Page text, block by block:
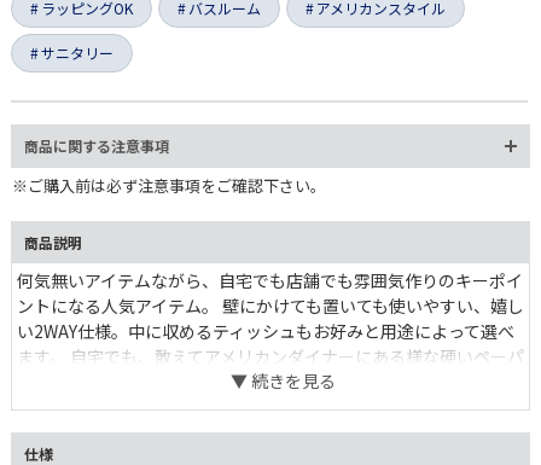
ラッピングOK バスルーム アメリカンスタイル
サニタリー
商品に関する注意事項
※ご購入前は必ず注意事項をご確認下さい。
商品説明
何気無いアイテムながら、自宅でも店舗でも雰囲気作りのキーポイ
ントになる人気アイテム。 壁にかけても置いても使いやすい、嬉し
い2WAY仕様。中に収めるティッシュもお好みと用途によって選べ
ます。 自宅でも、敢えてアメリカンダイナーにある様な硬いペーパ
ーを入れて、ガサガサと音を立たせて使いたい。 プッシュボタン
タイプの開閉なので、手間いらずです。
仕様